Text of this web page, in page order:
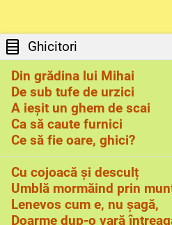
Ghicitori
Din grădina lui Mihai
De sub tufe de urzici
A ieșit un ghem de scai
Ca să caute furnici
Ce să fie oare, ghici?
Cu cojoacă și desculț
Umblă mormăind prin
Lenevos cum e, nu șagă,
Doarme dup-o vară